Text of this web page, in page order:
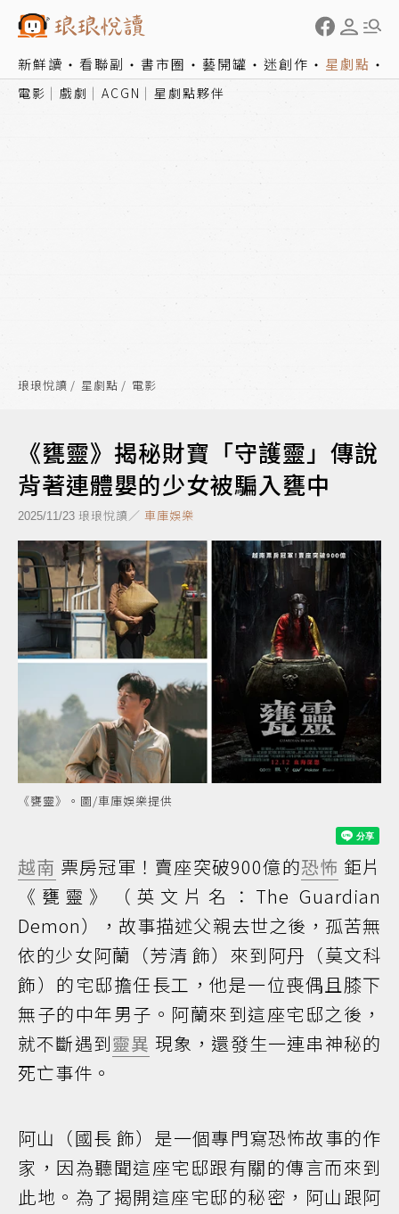
新鮮讀 看聯副 書市圈 藝開罐 迷創作 星劇點
電影 戲劇 ACGN 星劇點夥伴
琅琅悅讀 星劇點 電影
《甕靈》揭秘財寶「守護靈」傳說
背著連體嬰的少女被騙入甕中
2025/11/23 琅琅悅讀／ 車庫娛樂
《甕靈》。圖/車庫娛樂提供
越南 票房冠軍！賣座突破900億的恐怖 鉅片
《甕靈》（英文片名：The Guardian
Demon），故事描述父親去世之後，孤苦無
依的少女阿蘭（芳清 飾）來到阿丹（莫文科
飾）的宅邸擔任長工，他是一位喪偶且膝下
無子的中年男子。阿蘭來到這座宅邸之後，
就不斷遇到靈異 現象，還發生一連串神秘的
死亡事件。
阿山（國長 飾）是一個專門寫恐怖故事的作
家，因為聽聞這座宅邸跟有關的傳言而來到
此地。為了揭開這座宅邸的秘密，阿山跟阿